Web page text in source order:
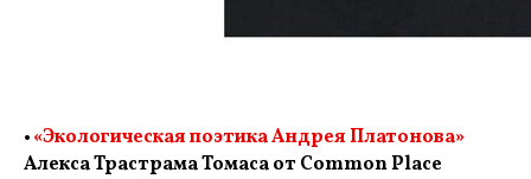
•«Экологическая поэтика Андрея Платонова»
Алекса Трастрама Томаса от Common Place